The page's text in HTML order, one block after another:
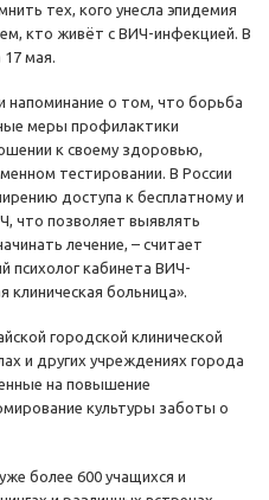
тех, кого унесла эпидемия
кто живёт с ВИЧ-инфекцией. В
17 мая.
напоминание о том, что борьба
меры профилактики
к своему здоровью,
тестировании. В России
доступа к бесплатному и
что позволяет выявлять
лечение, – считает
психолог кабинета ВИЧ-
клиническая больница».
городской клинической
и других учреждениях города
на повышение
культуры заботы о
более 600 учащихся и